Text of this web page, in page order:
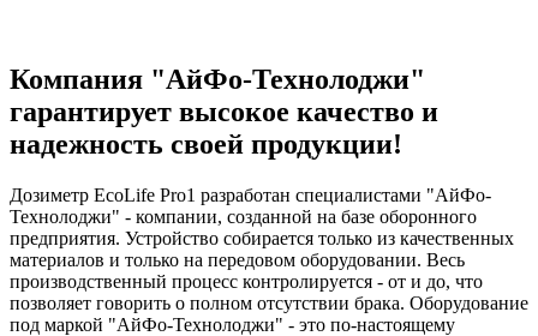
Компания "АйФо-Технолоджи"
гарантирует высокое качество и
надежность своей продукции!
Дозиметр EcoLife Pro1 разработан специалистами "АйФо-
Технолоджи" - компании, созданной на базе оборонного
предприятия. Устройство собирается только из качественных
материалов и только на передовом оборудовании. Весь
производственный процесс контролируется - от и до, что
позволяет говорить о полном отсутствии брака. Оборудование
под маркой "АйФо-Технолоджи" - это по-настоящему